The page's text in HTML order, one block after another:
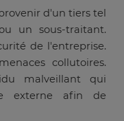
d'un tiers tel
un sous-traitant.
de l'entreprise.
collutoires.
malveillant qui
externe afin de